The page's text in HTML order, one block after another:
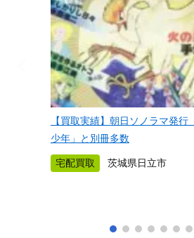
【買取実績】朝日ソノラマ発
少年」と別冊多数
宅配買取 茨城県日立市